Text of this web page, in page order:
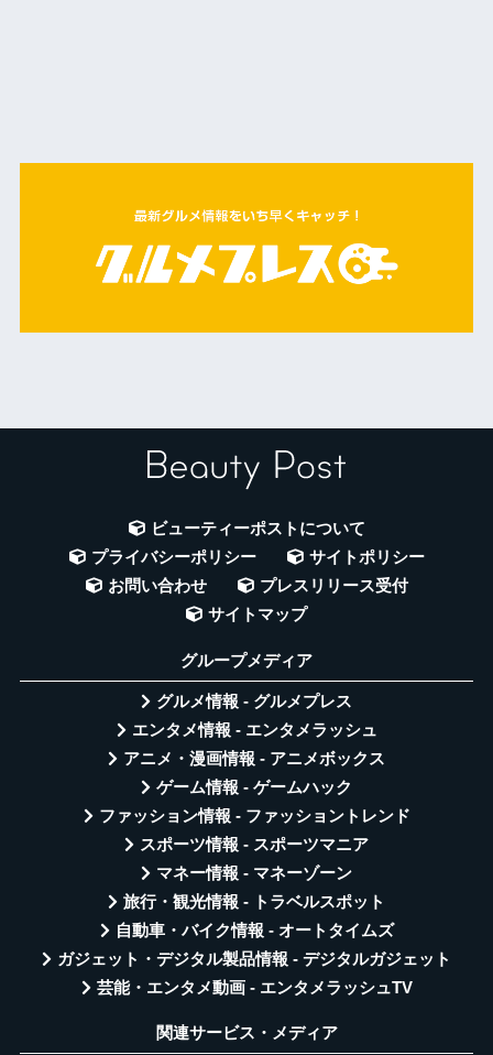
ビューティーポストについて
プライバシーポリシー
サイトポリシー
お問い合わせ
プレスリリース受付
サイトマップ
グループメディア
グルメ情報 - グルメプレス
エンタメ情報 - エンタメラッシュ
アニメ・漫画情報 - アニメボックス
ゲーム情報 - ゲームハック
ファッション情報 - ファッショントレンド
スポーツ情報 - スポーツマニア
マネー情報 - マネーゾーン
旅行・観光情報 - トラベルスポット
自動車・バイク情報 - オートタイムズ
ガジェット・デジタル製品情報 - デジタルガジェット
芸能・エンタメ動画 - エンタメラッシュTV
関連サービス・メディア